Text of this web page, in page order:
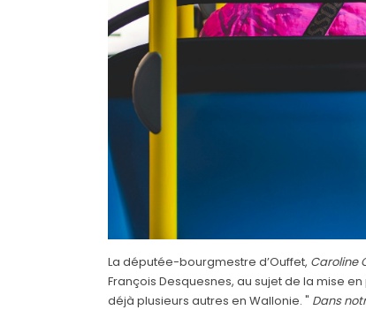
La députée-bourgmestre d’Ouffet, Caroline
François Desquesnes, au sujet de la mise
déjà plusieurs autres en Wallonie. " Dans